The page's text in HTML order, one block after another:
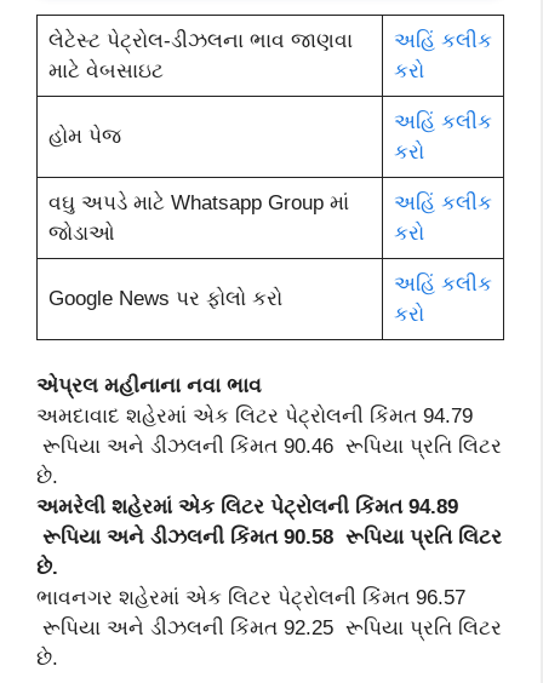
લેટેસ્ટ પેટ્રોલ-ડીઝલના ભાવ જાણવા
માટે વેબસાઇટ
અહિં કલીક
કરો
હોમ પેજ
અહિં કલીક
કરો
વઘુ અપડે માટે Whatsapp Group માં
જોડાઓ
અહિં કલીક
કરો
Google News પર ફોલો કરો
અહિં કલીક
કરો
એપ્રલ મહીનાના નવા ભાવ
અમદાવાદ શહેરમાં એક લિટર પેટ્રોલની કિંમત 94.79
રૂપિયા અને ડીઝલની કિંમત 90.46 રૂપિયા પ્રતિ લિટર
છે.
અમરેલી શહેરમાં એક લિટર પેટ્રોલની કિંમત 94.89
રૂપિયા અને ડીઝલની કિંમત 90.58 રૂપિયા પ્રતિ લિટર
છે.
ભાવનગર શહેરમાં એક લિટર પેટ્રોલની કિંમત 96.57
રૂપિયા અને ડીઝલની કિંમત 92.25 રૂપિયા પ્રતિ લિટર
છે.